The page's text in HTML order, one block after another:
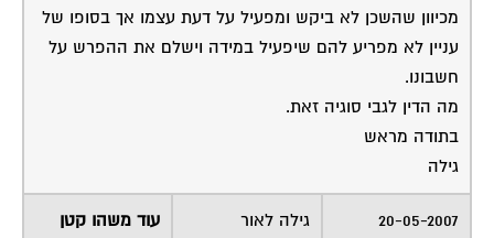
מכיוון שהשכן לא ביקש ומפעיל על דעת עצמו אך בסופו של
עניין לא מפריע להם שיפעיל במידה וישלם את ההפרש על
חשבונו.
מה הדין לגבי סוגיה זאת.
בתודה מראש
גילה
20-05-2007
גילה לאור
עוד משהו קטן